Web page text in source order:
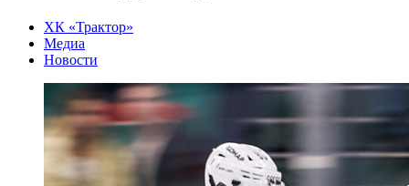
ХК «Трактор»
Медиа
Новости